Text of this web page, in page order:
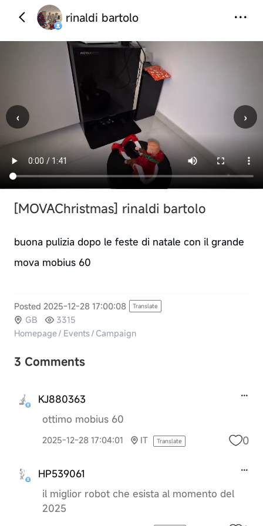
rinaldi bartolo
‹ ›
[MOVAChristmas] rinaldi bartolo
buona pulizia dopo le feste di natale con il grande
mova mobius 60
Posted 2025-12-28 17:00:08 Translate
GB
3315
Homepage/ Events/ Campaign
3 Comments
KJ880363
ottimo mobius 60
2025-12-28 17:04:01 IT Translate 0
HP539061
il miglior robot che esista al momento del
2025